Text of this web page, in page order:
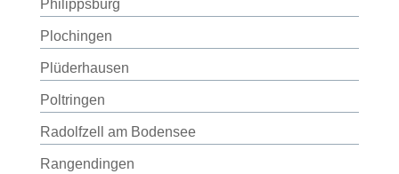
Philippsburg
Plochingen
Plüderhausen
Poltringen
Radolfzell am Bodensee
Rangendingen